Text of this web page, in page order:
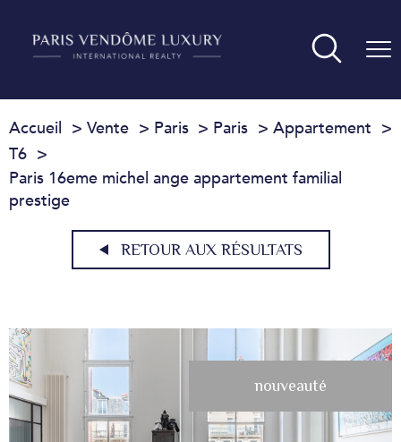
Accueil Vente Paris Paris
Appartement
T6
Paris 16eme michel ange appartement familial
prestige
RETOUR AUX RÉSULTATS
nouveauté